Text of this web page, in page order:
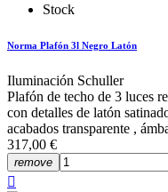
Stock
Norma Plafón 3l Negro Latón
Iluminación Schuller
Plafón de techo de 3 luces
con detalles de latón
acabados transparente ,
317,00 €
remove
